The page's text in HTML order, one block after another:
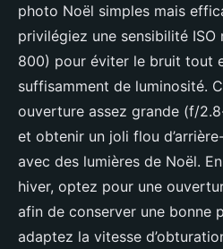
photo Noël simples mais
privilégiez une sensibilité
800) pour éviter le bruit tout
suffisamment de luminosité.
ouverture assez grande (f/
et obtenir un joli flou
avec des lumières de Noël.
hiver, optez pour une
afin de conserver une bonne
adaptez la vitesse